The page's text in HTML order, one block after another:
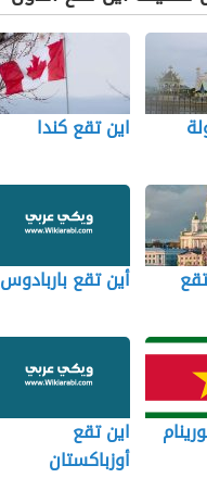
اين تقع كندا
أين تقع باربادوس
اين تقع
أوزباكستان